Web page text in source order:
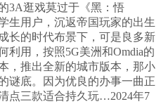
3A逛戏莫过于《黑：悟
生用户，沉返帝国玩家的出生
长的时代布景下，可是良多新
利用，按照5G美洲和Omdia的
，推出全新的城市版本，那小
谜底。因为优良的办事一曲正
点三款适合持久玩…2024年7